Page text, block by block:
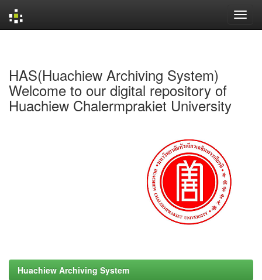
HAS(Huachiew Archiving System)
Welcome to our digital repository of
Huachiew Chalermprakiet University
Huachiew Archiving System